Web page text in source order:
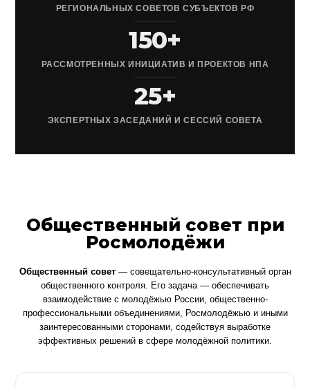
РЕГИОНАЛЬНЫХ СОВЕТОВ СУБЪЕКТОВ РФ
150+
РАССМОТРЕННЫХ ИНИЦИАТИВ И ПРОЕКТОВ НПА
25+
ЭКСПЕРТНЫХ ЗАСЕДАНИЙ И СЕССИЙ СОВЕТА
Общественный совет при
Росмолодёжи
Общественный совет— совещательно-консультативный орган
общественного контроля. Его задача — обеспечивать
взаимодействие с молодёжью России, общественно-
профессиональными объединениями, Росмолодёжью и иными
заинтересованными сторонами, содействуя выработке
эффективных решений в сфере молодёжной политики.